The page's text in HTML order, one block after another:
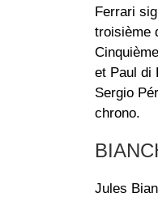
Ferrari
troisième
et Paul di
Sergio
chrono.
Jules